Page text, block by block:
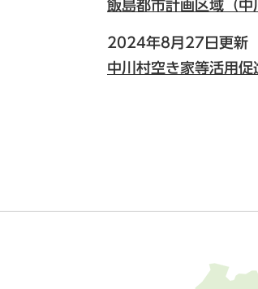
飯島都市計画区域（
2024年8月27日更新
中川村空き家等活用促